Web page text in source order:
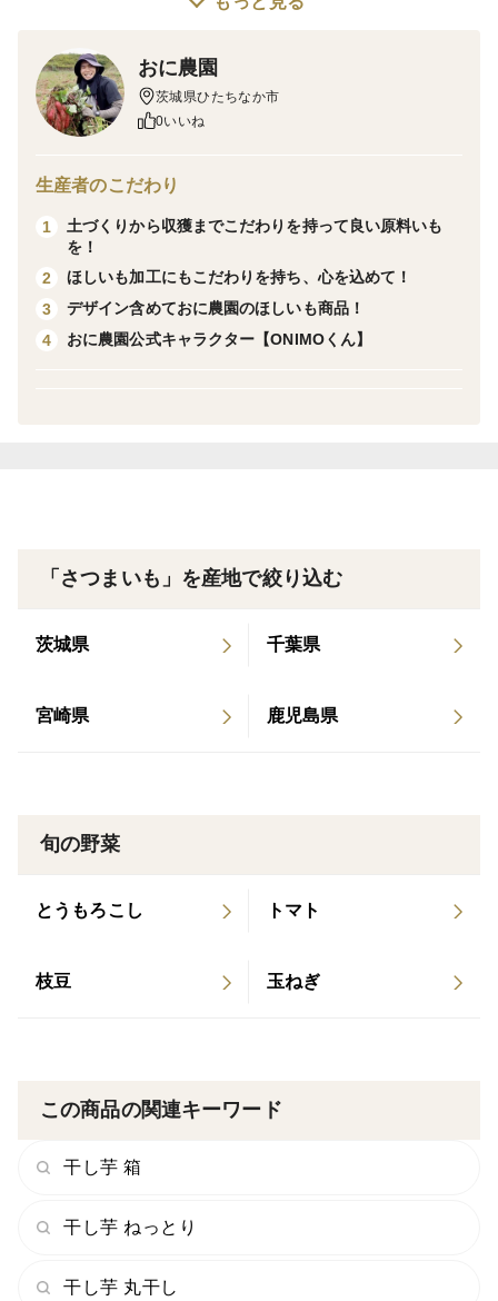
【訳アリ商品です！】
丹精込めて丁寧にさつまいも栽培およびほしいも加工を
おに農園ではほしいもに味だけではなく「ビジュアルの
美しさ」を出すことにも注力しております！
そのため、どうしてもA品としてはお出しできない訳ア
しかし、そんな訳アリほしいも達だって美味しいんです
【こだわり】
て頂けるように原料となるサツマイモ（紅はるか）の栽
もちろんその「ビジュアルの美しさ」を出すことにも力
だければ幸いです♪
※ステッカーは全9種からランダムで2枚お付けします！
【保存方法】
での保存をおすすめしております。
おに農園
茨城県ひたちなか市
0いいね
生産者のこだわり
1
土づくりから収獲までこだわりを持って良い原料いも
を！
2
ほしいも加工にもこだわりを持ち、心を込めて！
3
デザイン含めておに農園のほしいも商品！
4
おに農園公式キャラクター【ONIMOくん】
「さつまいも」を産地で絞り込む
茨城県 千葉県
宮崎県 鹿児島県
旬の野菜
とうもろこし トマト
枝豆 玉ねぎ
この商品の関連キーワード
干し芋 箱
干し芋 ねっとり
干し芋 丸干し